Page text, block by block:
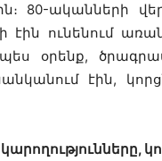
80-ականների
էին ունենում
օրենք,
էին,